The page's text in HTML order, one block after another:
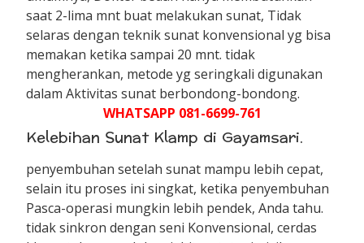
saat 2-lima mnt buat melakukan sunat, Tidak
selaras dengan teknik sunat konvensional yg bisa
memakan ketika sampai 20 mnt. tidak
mengherankan, metode yg seringkali digunakan
dalam Aktivitas sunat berbondong-bondong.
WHATSAPP 081-6699-761
Kelebihan Sunat Klamp di Gayamsari.
penyembuhan setelah sunat mampu lebih cepat,
selain itu proses ini singkat, ketika penyembuhan
Pasca-operasi mungkin lebih pendek, Anda tahu.
tidak sinkron dengan seni Konvensional, cerdas